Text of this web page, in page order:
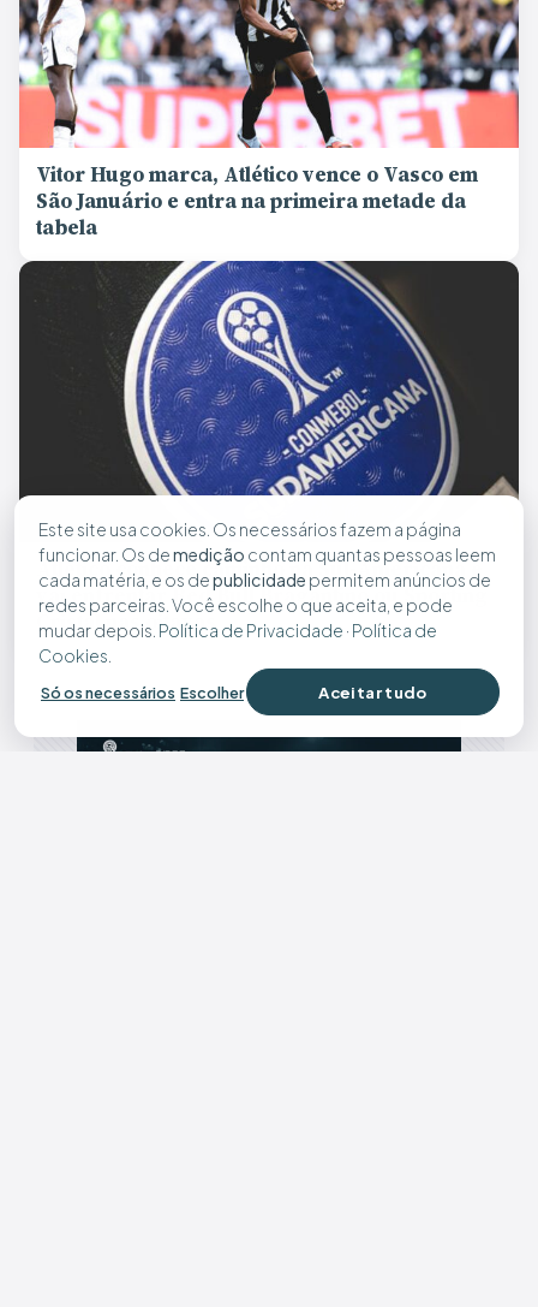
Vitor Hugo marca, Atlético vence o Vasco em
São Januário e entra na primeira metade da
tabela
Atlético conhece caminho na Sul-Americana e
vai enfrentar Red Bull Bragantino ou Sporting
Cristal nas oitavas
Este site usa cookies. Os necessários fazem a página
funcionar. Os demedição contam quantas pessoas leem
cada matéria, e os depublicidade permitem anúncios de
redes parceiras. Você escolhe o que aceita, e pode
mudar depois. Política de Privacidade · Política de
Cookies.
Só os necessários Escolher Aceitar tudo